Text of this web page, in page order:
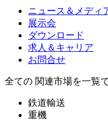
ニュース＆メディ
展示会
ダウンロード
求人＆キャリア
お問合せ
全ての 関連市場を一覧
鉄道輸送
重機